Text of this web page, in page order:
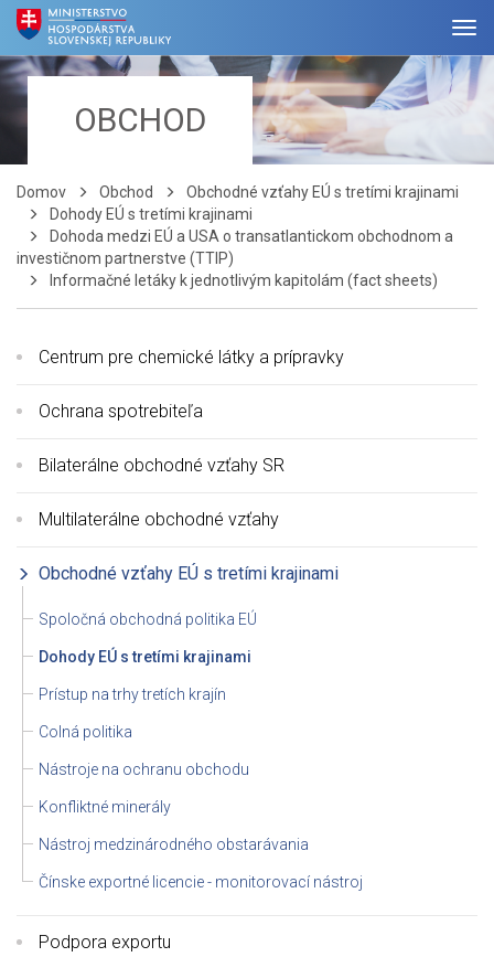
OBCHOD
Domov Obchod
Obchodné vzťahy EÚ s tretími krajinami
Dohody EÚ s tretími krajinami
Dohoda medzi EÚ a USA o transatlantickom obchodnom a
investičnom partnerstve (TTIP)
Informačné letáky k jednotlivým kapitolám (fact sheets)
Centrum pre chemické látky a prípravky
Ochrana spotrebiteľa
Bilaterálne obchodné vzťahy SR
Multilaterálne obchodné vzťahy
Obchodné vzťahy EÚ s tretími krajinami
Spoločná obchodná politika EÚ
Dohody EÚ s tretími krajinami
Prístup na trhy tretích krajín
Colná politika
Nástroje na ochranu obchodu
Konfliktné minerály
Nástroj medzinárodného obstarávania
Čínske exportné licencie - monitorovací nástroj
Podpora exportu